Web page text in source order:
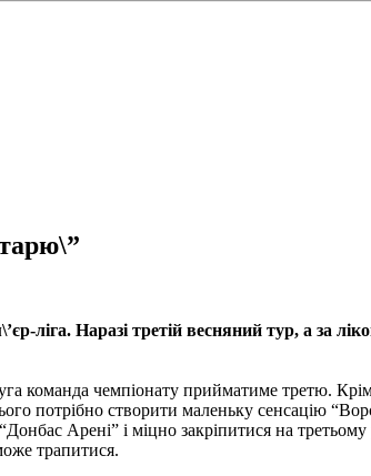
ліга. Наразі третій весняний тур, а за
команда чемпіонату прийматиме третю.
потрібно створити маленьку сенсацію
Арені” і міцно закріпитися на
трапитися.